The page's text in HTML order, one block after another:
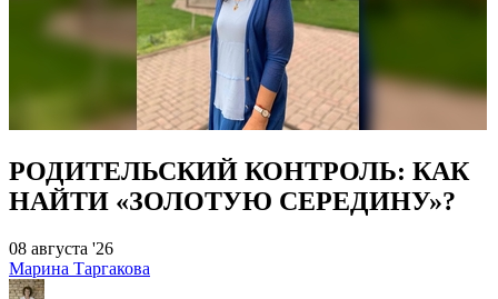
РОДИТЕЛЬСКИЙ КОНТРОЛЬ: КАК
НАЙТИ «ЗОЛОТУЮ СЕРЕДИНУ»?
08 августа '26
Марина Таргакова